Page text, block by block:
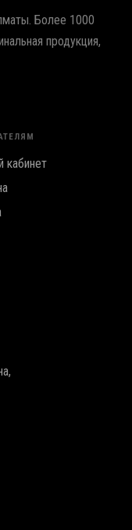
Более 1000
продукция,
кабинет